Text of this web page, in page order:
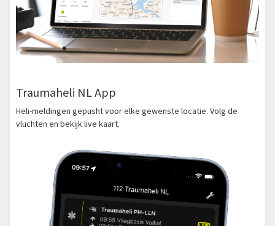
Traumaheli NL App
Heli-meldingen gepusht voor elke gewenste locatie. Volg de
vluchten en bekijk live kaart.